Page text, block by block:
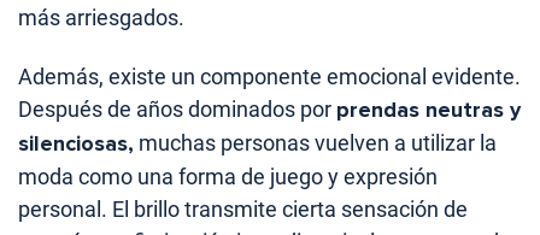
más arriesgados.
Además, existe un componente emocional evidente.
Después de años dominados por prendas neutras y
silenciosas, muchas personas vuelven a utilizar la
moda como una forma de juego y expresión
personal. El brillo transmite cierta sensación de